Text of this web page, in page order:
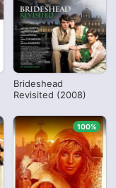
Brideshead
Revisited (2008)
100%